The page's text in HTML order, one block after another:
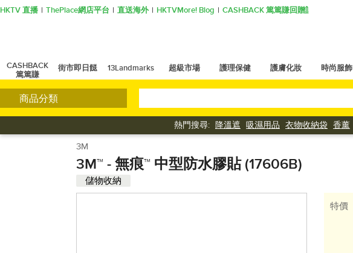
HKTV 直播 ThePlace網店平台 直送海外 HKTVMore! Blog CASHBACK 篤篤賺回贈計劃
CASHBACK
篤篤賺
街市即日餸 13Landmarks 超級市場 護理保健 護膚化妝 時尚服飾
商品分類
熱門搜尋: 降溫遮 吸濕用品 衣物收納袋 香薰
3M
3M™ - 無痕™ 中型防水膠貼 (17606B)
儲物收納
特價